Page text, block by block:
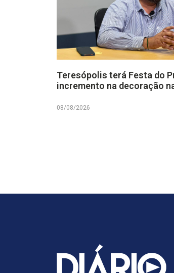
Teresópolis terá Festa do
incremento na decoração
08/08/2026